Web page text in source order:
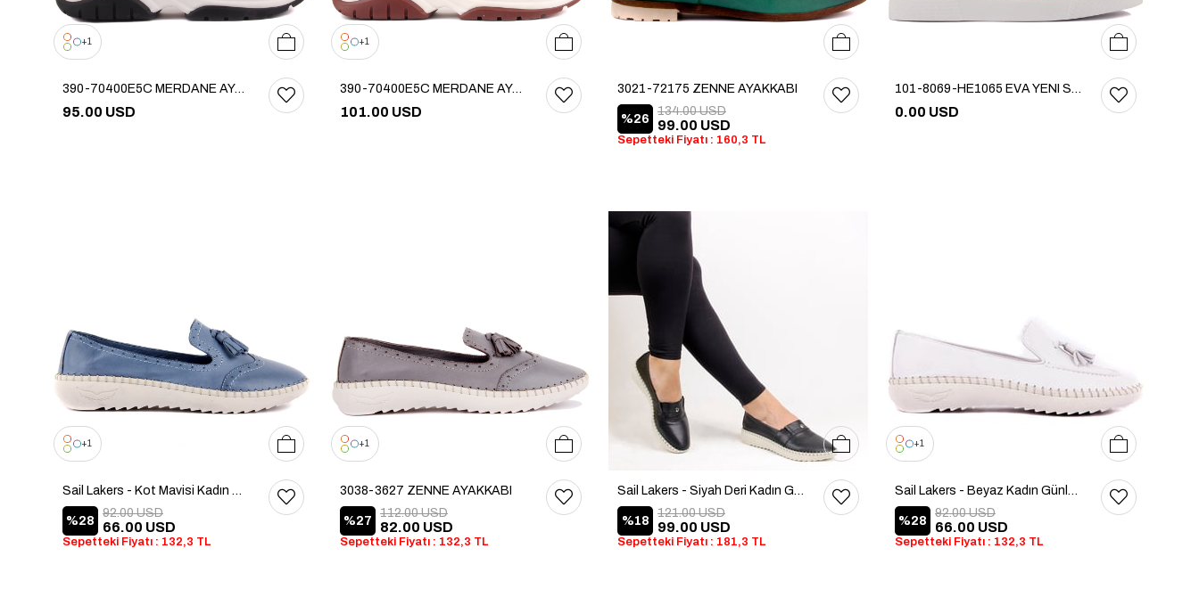
1
390-70400E5C MERDANE AYAKKABI
95.00 USD
37 3839 4142 1
390-70400E5C MERDANE AYAKKABI
101.00 USD
40
3021-72175 ZENNE AYAKKABI
%26 99.00 USD
134.00 USD
Sepetteki Fiyatı : 160,3 TL
3637 38
101-8069-HE1065 EVA YENI SEZON AYK
0.00 USD
37 3839
1
Sail Lakers - Kot Mavisi Kadın Günlük Ayakkabı
%28 66.00 USD
92.00 USD
Sepetteki Fiyatı : 132,3 TL
3637 38 40 1
3038-3627 ZENNE AYAKKABI
%27 82.00 USD
112.00 USD
Sepetteki Fiyatı : 132,3 TL
3637 38
Sail Lakers - Siyah Deri Kadın Günlük Ayakkabı
%18 99.00 USD
121.00 USD
Sepetteki Fiyatı : 181,3 TL
3637 38 40 1
Sail Lakers - Beyaz Kadın Günlük Ayakkabı
%28 66.00 USD
92.00 USD
Sepetteki Fiyatı : 132,3 TL
3637 38